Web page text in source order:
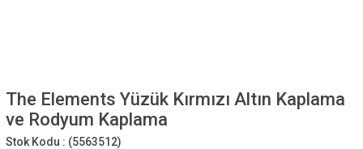
The Elements Yüzük Kırmızı Altın Kaplama
ve Rodyum Kaplama
Stok Kodu : (5563512)